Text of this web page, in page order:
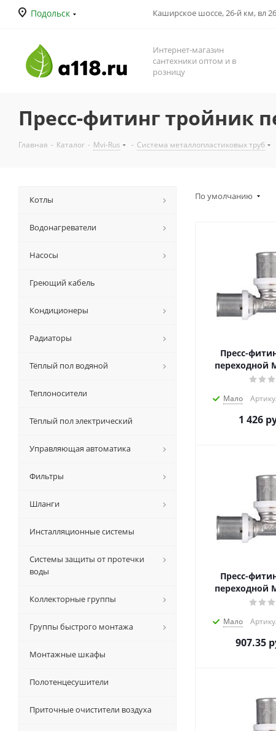
Подольск Каширское шоссе, 26-й км, вл
Интернет-магазин
сантехники оптом и в
розницу
Пресс-фитинг тройник
Главная - Каталог - Mvi-Rus - Система металлопластиковых труб
По умолчанию
Пресс-
переходной
Мало
1 426
Пресс-
переходной
Мало
907.35
Котлы
Водонагреватели
Насосы
Греющий кабель
Кондиционеры
Радиаторы
Тёплый пол водяной
Теплоносители
Тёплый пол электрический
Управляющая автоматика
Фильтры
Шланги
Инсталляционные системы
Системы защиты от протечки
воды
Коллекторные группы
Группы быстрого монтажа
Монтажные шкафы
Полотенцесушители
Приточные очистители воздуха